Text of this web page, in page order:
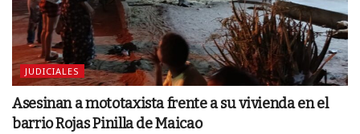
JUDICIALES
Asesinan a mototaxista frente a su vivienda en el
barrio Rojas Pinilla de Maicao